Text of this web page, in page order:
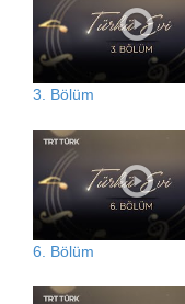
3. Bölüm
6. Bölüm